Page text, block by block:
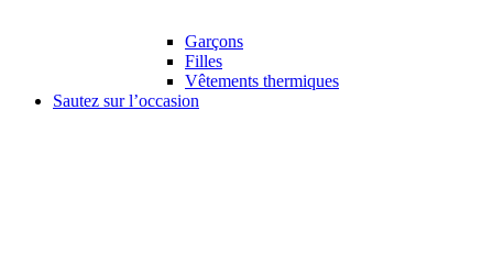
Garçons
Filles
Vêtements thermiques
Sautez sur l’occasion